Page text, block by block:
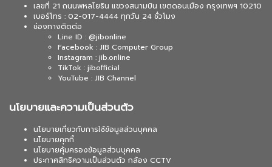
เลขที่ 21 ถนนพหลโยธิน แขวงสนามบิน เขตดอนเมือง กรุงเทพฯ 10210
เบอร์โทร : 02-017-4444 ทุกวัน 24 ชั่วโมง
ช่องทางติดต่อ
Line ID : @jibonline
Facebook : JIB Computer Group
Instagram : jib.online
TikTok : jibofficial
YouTube : JIB Channel
นโยบายและความเป็นส่วนตัว
นโยบายเกี่ยวกับการใช้ข้อมูลส่วนบุคคล
นโยบายคุกกี้
นโยบายคุ้มครองข้อมูลส่วนบุคคล
ประกาศสิทธิความเป็นส่วนตัว กล้อง CCTV